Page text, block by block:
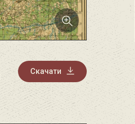
Скачати